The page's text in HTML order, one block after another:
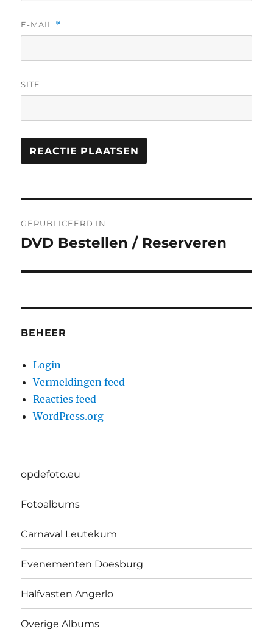
E-MAIL *
SITE
navigatie
GEPUBLICEERD IN
DVD Bestellen / Reserveren
BEHEER
Login
Vermeldingen feed
Reacties feed
WordPress.org
opdefoto.eu
Fotoalbums
Carnaval Leutekum
Evenementen Doesburg
Halfvasten Angerlo
Overige Albums